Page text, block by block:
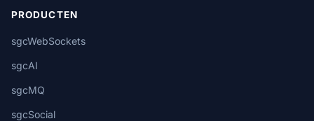
PRODUCTEN
sgcWebSockets
sgcAI
sgcMQ
sgcSocial